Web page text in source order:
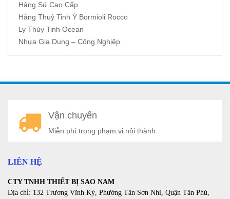
Hàng Sứ Cao Cấp
Hàng Thuỷ Tinh Ý Bormioli Rocco
Ly Thủy Tinh Ocean
Nhựa Gia Dụng – Công Nghiệp
Vận chuyển
Miễn phí trong phạm vi nội thành.
LIÊN HỆ
CTY TNHH THIẾT BỊ SAO NAM
Địa chỉ: 132 Trương Vĩnh Ký, Phường Tân Sơn Nhì, Quận Tân Phú,